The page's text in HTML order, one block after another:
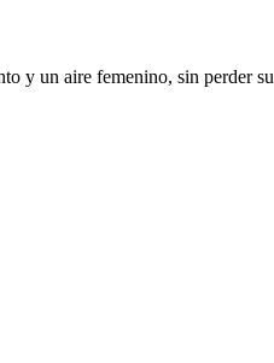
y un aire femenino, sin perder